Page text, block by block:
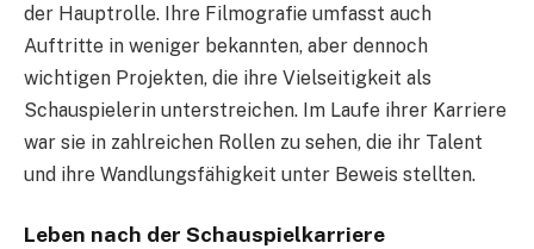
der Hauptrolle. Ihre Filmografie umfasst auch
Auftritte in weniger bekannten, aber dennoch
wichtigen Projekten, die ihre Vielseitigkeit als
Schauspielerin unterstreichen. Im Laufe ihrer Karriere
war sie in zahlreichen Rollen zu sehen, die ihr Talent
und ihre Wandlungsfähigkeit unter Beweis stellten.
Leben nach der Schauspielkarriere